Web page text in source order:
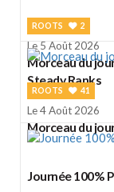
ROOTS 2
Le 5 Août 2026
Morceau du
Steady Ranks
ROOTS 41
Le 4 Août 2026
Morceau du
Journée 100%